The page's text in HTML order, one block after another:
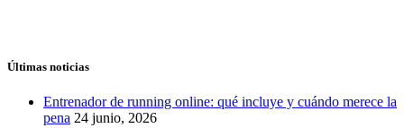
Últimas noticias
Entrenador de running online: qué incluye y cuándo merece la
pena 24 junio, 2026